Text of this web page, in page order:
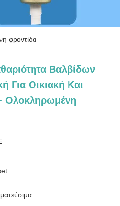
φροντίδα
Βαλβίδων
Για Οικιακή Και
Ολοκληρωμένη